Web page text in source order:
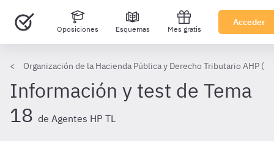
Oposiciones Esquemas Mes gratis
Acceder
Organización de la Hacienda Pública y Derecho Tributario AHP
Información y test de Tema
18 de Agentes HP TL